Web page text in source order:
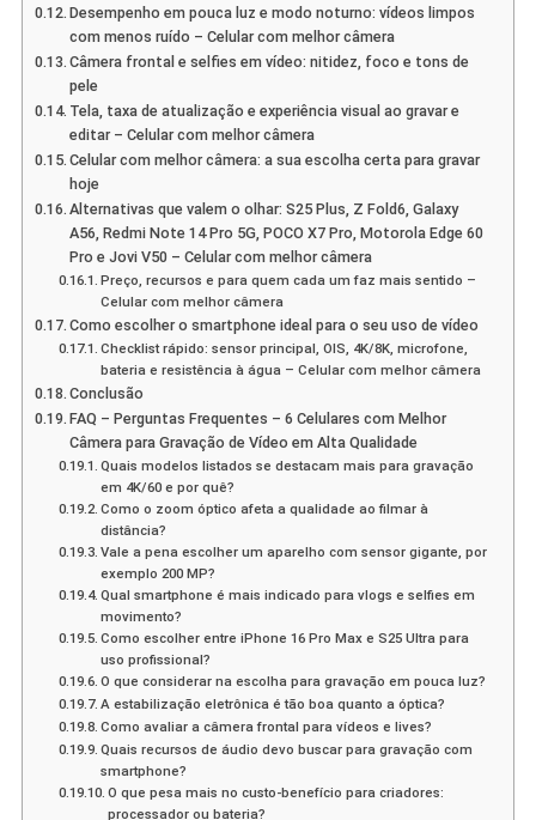
Desempenho em pouca luz e modo noturno: vídeos limpos
com menos ruído – Celular com melhor câmera
Câmera frontal e selfies em vídeo: nitidez, foco e tons de
pele
Tela, taxa de atualização e experiência visual ao gravar e
editar – Celular com melhor câmera
Celular com melhor câmera: a sua escolha certa para gravar
hoje
Alternativas que valem o olhar: S25 Plus, Z Fold6, Galaxy
A56, Redmi Note 14 Pro 5G, POCO X7 Pro, Motorola Edge 60
Pro e Jovi V50 – Celular com melhor câmera
Preço, recursos e para quem cada um faz mais sentido –
Celular com melhor câmera
Como escolher o smartphone ideal para o seu uso de vídeo
Checklist rápido: sensor principal, OIS, 4K/8K, microfone,
bateria e resistência à água – Celular com melhor câmera
Conclusão
FAQ – Perguntas Frequentes – 6 Celulares com Melhor
Câmera para Gravação de Vídeo em Alta Qualidade
Quais modelos listados se destacam mais para gravação
em 4K/60 e por quê?
Como o zoom óptico afeta a qualidade ao filmar à
distância?
Vale a pena escolher um aparelho com sensor gigante, por
exemplo 200 MP?
Qual smartphone é mais indicado para vlogs e selfies em
movimento?
Como escolher entre iPhone 16 Pro Max e S25 Ultra para
uso profissional?
O que considerar na escolha para gravação em pouca luz?
A estabilização eletrônica é tão boa quanto a óptica?
Como avaliar a câmera frontal para vídeos e lives?
Quais recursos de áudio devo buscar para gravação com
smartphone?
O que pesa mais no custo-benefício para criadores:
processador ou bateria?